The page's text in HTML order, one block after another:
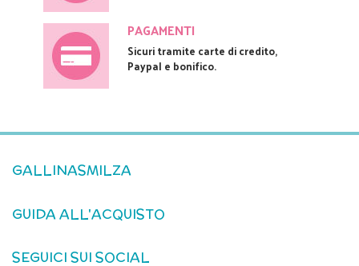
PAGAMENTI
Sicuri tramite carte di credito,
Paypal e bonifico.
GALLINASMILZA
GUIDA ALL'ACQUISTO
SEGUICI SUI SOCIAL